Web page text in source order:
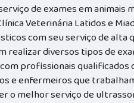
de exames em animais
Veterinária Latidos e
com seu serviço de alta
realizar diversos tipos de
profissionais qualificados
e enfermeiros que
o melhor serviço de